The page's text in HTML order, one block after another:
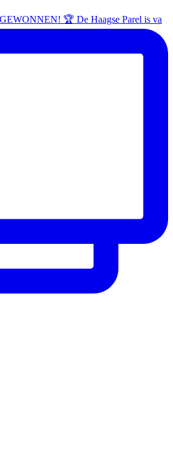
🏆 De Haagse Parel is va